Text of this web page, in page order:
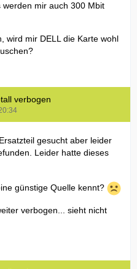
mir auch 300 Mbit
wird mir DELL die Karte wohl
verbogen
gesucht aber leider
Leider hatte dieses
günstige Quelle kennt?
verbogen... sieht nicht